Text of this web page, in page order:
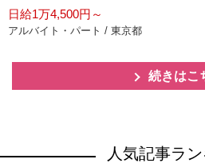
日給1万4,500円～
アルバイト・パート / 東京都
続きはこ
人気記事ラ